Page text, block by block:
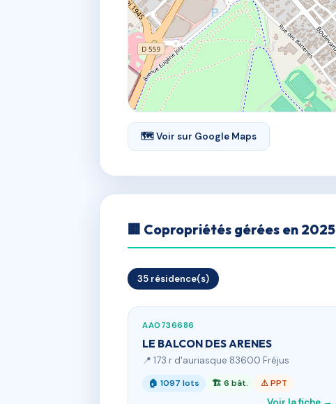
🗺 Voir sur Google Maps
🏢 Copropriétés gérées en 2025
35 résidence(s)
AA0736686
LE BALCON DES ARENES
📍 173 r d'auriasque 83600 Fréjus
🏠 1097 lots 🏗 6 bât. ⚠ PPT